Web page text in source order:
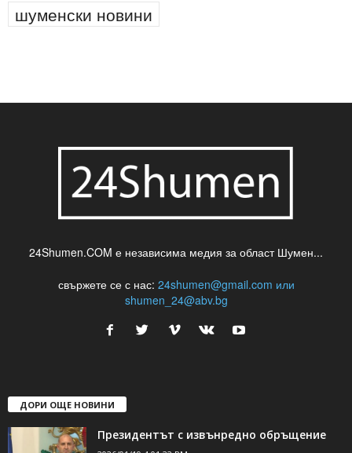
шуменски новини
24Shumen.COM е независима медия за област Шумен...
свържете се с нас: 24shumen@gmail.com или
shumen_24@abv.bg
ДОРИ ОЩЕ НОВИНИ
Президентът с извънредно обръщение